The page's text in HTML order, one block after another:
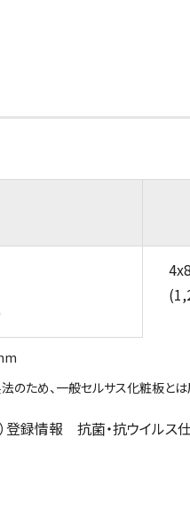
4x8
のため、一般セルサス化粧板と
登録情報 抗菌・抗ウイル